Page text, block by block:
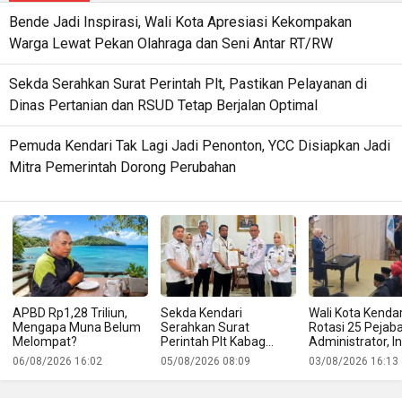
Bende Jadi Inspirasi, Wali Kota Apresiasi Kekompakan
Warga Lewat Pekan Olahraga dan Seni Antar RT/RW
Sekda Serahkan Surat Perintah Plt, Pastikan Pelayanan di
Dinas Pertanian dan RSUD Tetap Berjalan Optimal
Pemuda Kendari Tak Lagi Jadi Penonton, YCC Disiapkan Jadi
Mitra Pemerintah Dorong Perubahan
APBD Rp1,28 Triliun,
Mengapa Muna Belum
Melompat?
06/08/2026 16:02
Sekda Kendari
Serahkan Surat
Perintah Plt Kabag
Protokol
05/08/2026 08:09
Wali Kota
Rotasi 25
Administrator,
Namanya
03/08/2026 16:13